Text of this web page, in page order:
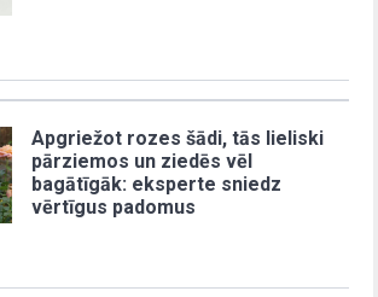
Apgriežot rozes šādi, tās lieliski
pārziemos un ziedēs vēl
bagātīgāk: eksperte sniedz
vērtīgus padomus